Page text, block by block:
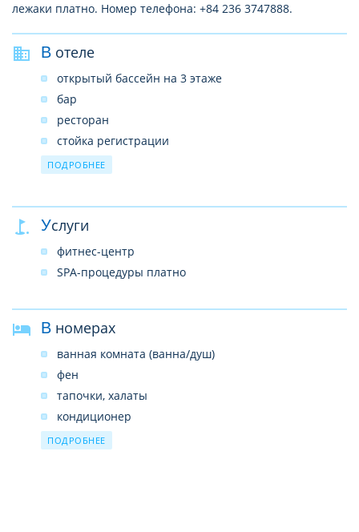
лежаки платно. Номер телефона: +84 236 3747888.
В отеле
открытый бассейн на 3 этаже
бар
ресторан
стойка регистрации
лифт
слуги прачечной и химчистки
парковка
обмен валюты
прокат мотобайков
ПОДРОБНЕЕ
Услуги
фитнес-центр
SPA-процедуры платно
В номерах
ванная комната (ванна/душ)
фен
тапочки, халаты
кондиционер
телефон
ПОДРОБНЕЕ